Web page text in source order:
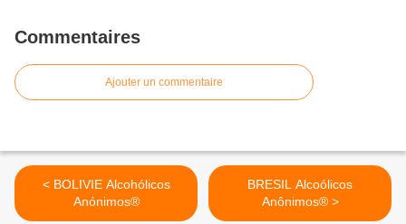
Commentaires
Ajouter un commentaire
< BOLIVIE Alcohólicos
Anónimos®
BRESIL Alcoólicos
Anônimos® >